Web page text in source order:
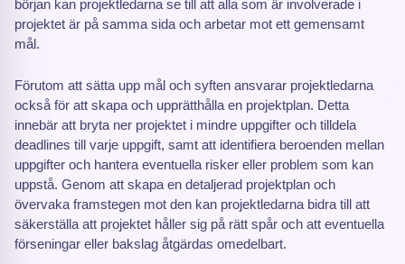
början kan projektledarna se till att alla som är involverade i
projektet är på samma sida och arbetar mot ett gemensamt
mål.
Förutom att sätta upp mål och syften ansvarar projektledarna
också för att skapa och upprätthålla en projektplan. Detta
innebär att bryta ner projektet i mindre uppgifter och tilldela
deadlines till varje uppgift, samt att identifiera beroenden mellan
uppgifter och hantera eventuella risker eller problem som kan
uppstå. Genom att skapa en detaljerad projektplan och
övervaka framstegen mot den kan projektledarna bidra till att
säkerställa att projektet håller sig på rätt spår och att eventuella
förseningar eller bakslag åtgärdas omedelbart.